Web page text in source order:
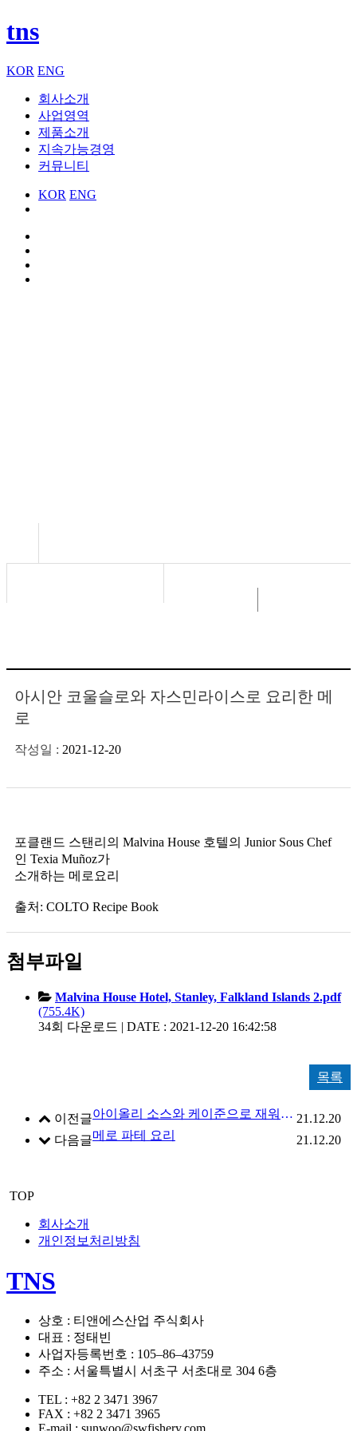
tns
KOR ENG
회사소개
사업영역
제품소개
지속가능경영
커뮤니티
KOR ENG
아시안 코울슬로와 자스민라이스로 요리한 메
로
작성일 : 2021-12-20
포클랜드 스탠리의 Malvina House 호텔의 Junior Sous Chef
인 Texia Muñoz가
소개하는 메로요리
출처: COLTO Recipe Book
첨부파일
Malvina House Hotel, Stanley, Falkland Islands 2.pdf
(755.4K)
34회 다운로드 | DATE : 2021-12-20 16:42:58
목록
이전글 아이올리 소스와 케이준으로 재워 팬에 구운 메로요리 21.12.20
다음글메로 파테 요리 21.12.20
TOP
회사소개
개인정보처리방침
TNS
상호 : 티앤에스산업 주식회사
대표 : 정태빈
사업자등록번호 : 105–86–43759
주소 : 서울특별시 서초구 서초대로 304 6층
TEL : +82 2 3471 3967
FAX : +82 2 3471 3965